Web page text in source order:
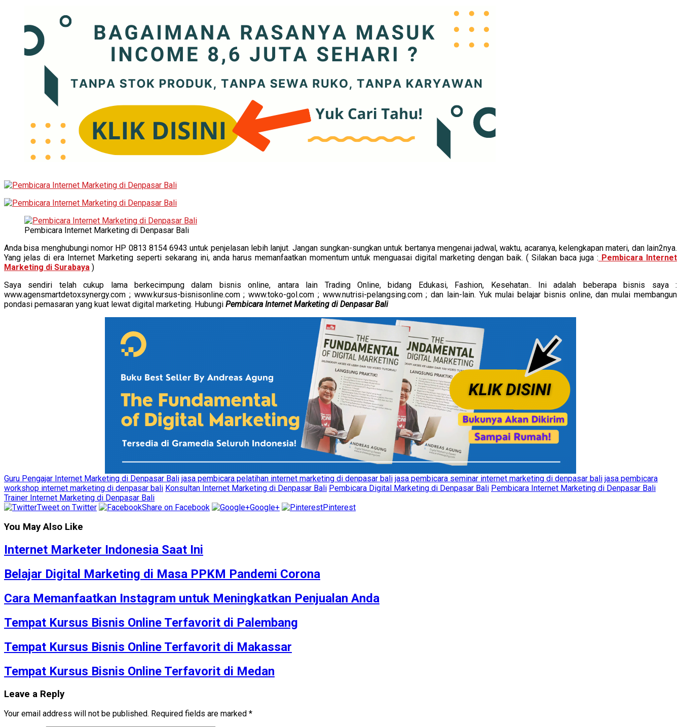
Pembicara Internet Marketing di Denpasar Bali
Anda bisa menghubungi nomor HP 0813 8154 6943 untuk penjelasan lebih lanjut. Jangan sungkan-sungkan untuk bertanya mengenai jadwal, waktu, acaranya, kelengkapan materi, dan lain2nya.
Yang jelas di era Internet Marketing seperti sekarang ini, anda harus memanfaatkan momentum untuk menguasai digital marketing dengan baik. ( Silakan baca juga : Pembicara Internet
Marketing di Surabaya )
Saya sendiri telah cukup lama berkecimpung dalam bisnis online, antara lain Trading Online, bidang Edukasi, Fashion, Kesehatan.. Ini adalah beberapa bisnis saya :
www.agensmartdetoxsynergy.com ; www.kursus-bisnisonline.com ; www.toko-gol.com ; www.nutrisi-pelangsing.com ; dan lain-lain. Yuk mulai belajar bisnis online, dan mulai membangun
pondasi pemasaran yang kuat lewat digital marketing. Hubungi Pembicara Internet Marketing di Denpasar Bali
Guru Pengajar Internet Marketing di Denpasar Bali jasa pembicara pelatihan internet marketing di denpasar bali jasa pembicara seminar internet marketing di denpasar bali jasa pembicara
workshop internet marketing di denpasar bali Konsultan Internet Marketing di Denpasar Bali Pembicara Digital Marketing di Denpasar Bali Pembicara Internet Marketing di Denpasar Bali
Trainer Internet Marketing di Denpasar Bali
Tweet on Twitter
Share on Facebook Google+ Pinterest
You May Also Like
Internet Marketer Indonesia Saat Ini
Belajar Digital Marketing di Masa PPKM Pandemi Corona
Cara Memanfaatkan Instagram untuk Meningkatkan Penjualan Anda
Tempat Kursus Bisnis Online Terfavorit di Palembang
Tempat Kursus Bisnis Online Terfavorit di Makassar
Tempat Kursus Bisnis Online Terfavorit di Medan
Leave a Reply
Your email address will not be published. Required fields are marked *